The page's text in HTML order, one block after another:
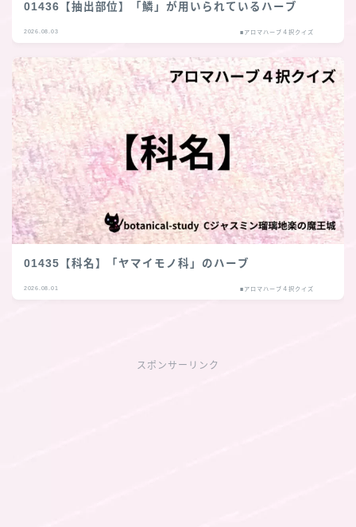
01436【抽出部位】「鱗」が用いられているハーブ
2026.08.03 ■アロマハーブ４択クイズ
01435【科名】「ヤマイモノ科」のハーブ
2026.08.01 ■アロマハーブ４択クイズ
スポンサーリンク